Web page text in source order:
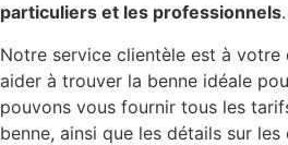
particuliers et les professionnels.
Notre service clientèle est à
aider à trouver la benne idéale
pouvons vous fournir tous les
benne, ainsi que les détails sur